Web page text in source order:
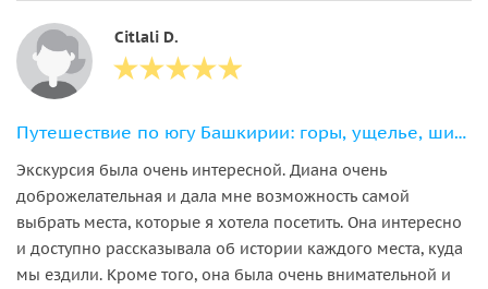
Citlali D.
Путешествие по югу Башкирии: горы, ущелье, шиханы
Экскурсия была очень интересной. Диана очень
доброжелательная и дала мне возможность самой
выбрать места, которые я хотела посетить. Она интересно
и доступно рассказывала об истории каждого места, куда
мы ездили. Кроме того, она была очень внимательной и